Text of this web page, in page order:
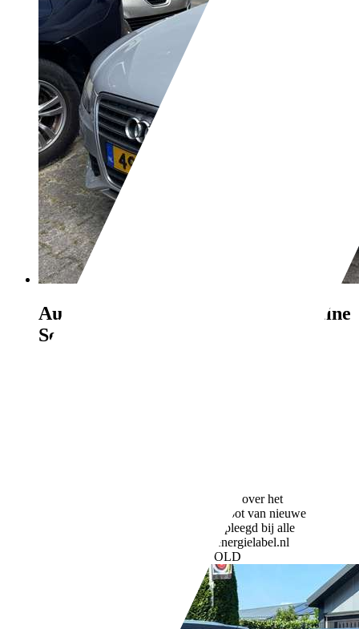
Audi A4
Limousine 1.8 TFSI Pro Line
Sedan 2010 EXPORT
Meer informatie over het
brandstofverbruik en CO2-uitstoot van nieuwe
voertuigen kan worden geraadpleegd bij alle
verkooppunten en op: www.energielabel.nl
NL-7961 EA RUINERWOLD